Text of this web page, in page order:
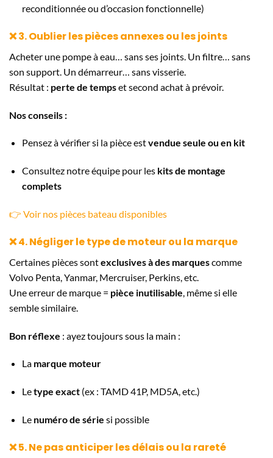
reconditionnée ou d’occasion fonctionnelle)
❌ 3. Oublier les pièces annexes ou les joints
Acheter une pompe à eau… sans ses joints. Un filtre… sans
son support. Un démarreur… sans visserie.
Résultat : perte de tempset second achat à prévoir.
Nos conseils :
Pensez à vérifier si la pièce estvendue seule ou en kit
Consultez notre équipe pour les kits de montage
complets
👉 Voir nos pièces bateau disponibles
❌ 4. Négliger le type de moteur ou la marque
Certaines pièces sontexclusives à des marquescomme
Volvo Penta, Yanmar, Mercruiser, Perkins, etc.
Une erreur de marque = pièce inutilisable , même si elle
semble similaire.
Bon réflexe : ayez toujours sous la main :
La marque moteur
Letype exact(ex : TAMD 41P, MD5A, etc.)
Le numéro de série si possible
❌ 5. Ne pas anticiper les délais ou la rareté